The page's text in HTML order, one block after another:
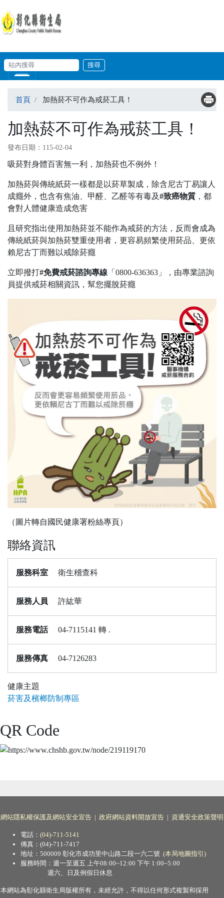
站內搜尋
輸入關鍵字
首頁 加熱菸不可作為戒菸工具！
加熱菸不可作為戒菸工具！
發布日期：115-02-04
吸菸對身體百害無一利，加熱菸也不例外！
加熱菸與傳統紙菸一樣都是以菸草製成，除含尼古丁易讓人
成癮外，也含有焦油、甲醛、乙醛等有毒及#致癌物質 ，都
會對人體健康造成危害
且研究指出使用加熱菸並不能作為戒菸的方法，反而會成為
傳統紙菸與加熱菸雙重使用者，更容易頻繁使用菸品、更依
賴尼古丁而難以戒除菸癮
立即撥打#免費戒菸諮詢專線 「0800-636363」，由專業諮詢
員提供戒菸相關資訊，幫您擺脫菸癮
（圖片轉自國民健康署粉絲專頁）
聯絡資訊
服務科室 衛生稽查科
服務人員 許紘華
服務電話 04-7115141 轉 .
服務傳真 04-7126283
健康主題
菸害及檳榔防制專區
QR Code
網站隱私權保護及網站安全宣告 | 政府網站資料開放宣告 | 資通安全政策聲明
電話： (04)-711-5141
傳真：(04)-711-7417
地址：500009 彰化市成功里中山路二段一六二號 (本局地圖指引)
服務時間：週一至週五 上午08:00~12:00 下午 1:00~5:00
週六、日及例假日休息
本網站為彰化縣衛生局版權所有，未經允許，不得以任何形式複製和採用